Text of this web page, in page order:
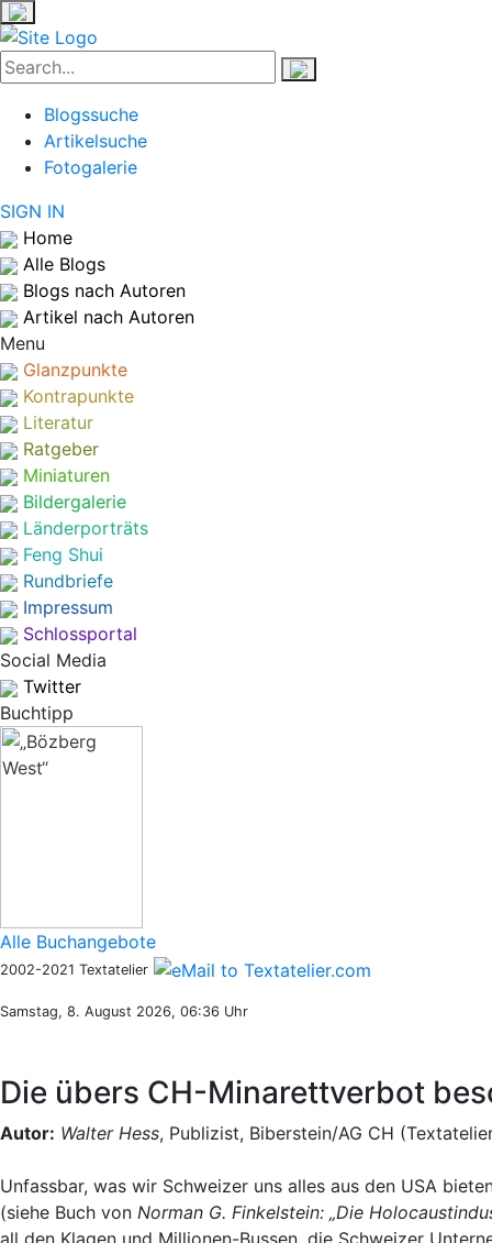
Blogssuche
Artikelsuche
Fotogalerie
SIGN IN
Home
Alle Blogs
Blogs nach Autoren
Artikel nach Autoren
Menu
Glanzpunkte
Kontrapunkte
Literatur
Ratgeber
Miniaturen
Bildergalerie
Länderporträts
Feng Shui
Rundbriefe
Impressum
Schlossportal
Social Media
Twitter
Buchtipp
Alle Buchangebote
2002-2021 Textatelier
Samstag, 8. August 2026, 06:36 Uhr
Die übers CH-Minarettverbot
Autor: Walter Hess, Publizist, Biberstein/AG CH
Unfassbar, was wir Schweizer uns alles aus den USA
(siehe Buch von Norman G. Finkelstein: „Die
all den Klagen und Millionen-Bussen, die Schweizer